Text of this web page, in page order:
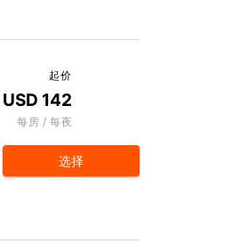
起价
USD 142
每房 / 每夜
选择